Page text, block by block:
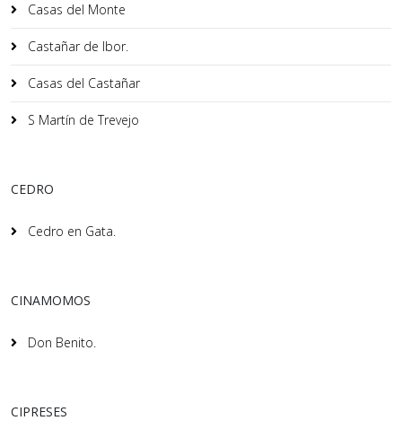
Casas del Monte
Castañar de Ibor.
Casas del Castañar
S Martín de Trevejo
CEDRO
Cedro en Gata.
CINAMOMOS
Don Benito.
CIPRESES